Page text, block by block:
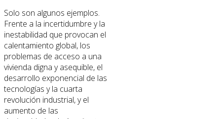
Solo son algunos ejemplos.
Frente a la incertidumbre y la
inestabilidad que provocan el
calentamiento global, los
problemas de acceso a una
vivienda digna y asequible, el
desarrollo exponencial de las
tecnologías y la cuarta
revolución industrial, y el
aumento de las